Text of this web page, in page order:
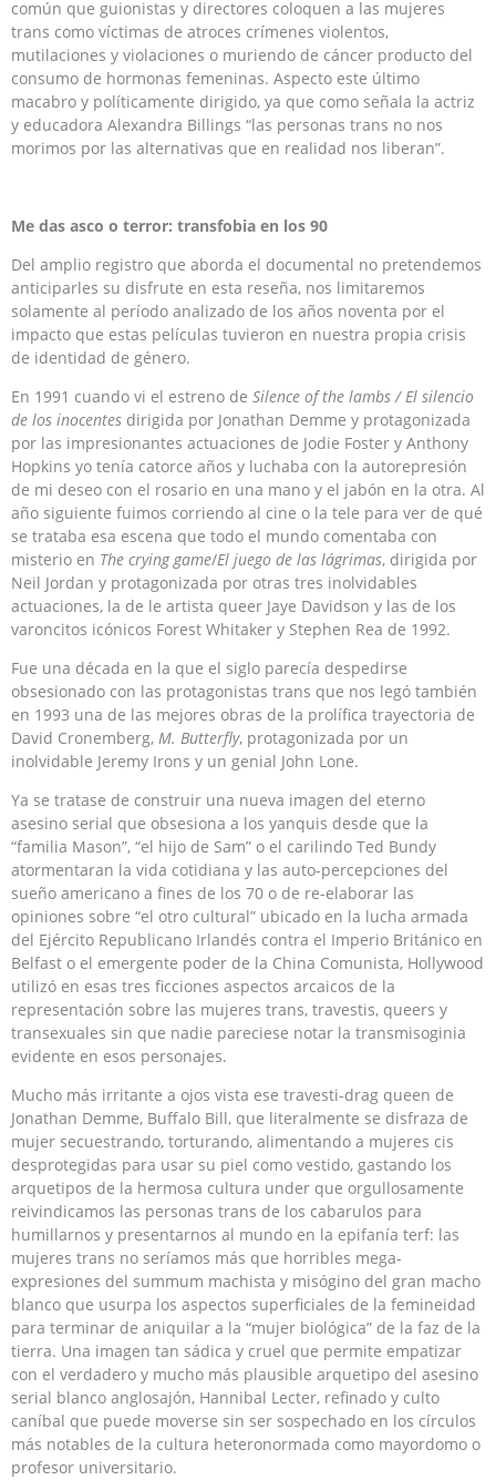
común que guionistas y directores coloquen a las mujeres
trans como víctimas de atroces crímenes violentos,
mutilaciones y violaciones o muriendo de cáncer producto del
consumo de hormonas femeninas. Aspecto este último
macabro y políticamente dirigido, ya que como señala la actriz
y educadora Alexandra Billings “las personas trans no nos
morimos por las alternativas que en realidad nos liberan”.
Me das asco o terror: transfobia en los 90
Del amplio registro que aborda el documental no pretendemos
anticiparles su disfrute en esta reseña, nos limitaremos
solamente al período analizado de los años noventa por el
impacto que estas películas tuvieron en nuestra propia crisis
de identidad de género.
En 1991 cuando vi el estreno de Silence of the lambs / El silencio
de los inocentes dirigida por Jonathan Demme y protagonizada
por las impresionantes actuaciones de Jodie Foster y Anthony
Hopkins yo tenía catorce años y luchaba con la autorepresión
de mi deseo con el rosario en una mano y el jabón en la otra. Al
año siguiente fuimos corriendo al cine o la tele para ver de qué
se trataba esa escena que todo el mundo comentaba con
misterio en The crying game/El juego de las lágrimas, dirigida por
Neil Jordan y protagonizada por otras tres inolvidables
actuaciones, la de le artista queer Jaye Davidson y las de los
varoncitos icónicos Forest Whitaker y Stephen Rea de 1992.
Fue una década en la que el siglo parecía despedirse
obsesionado con las protagonistas trans que nos legó también
en 1993 una de las mejores obras de la prolífica trayectoria de
David Cronemberg, M. Butterfly, protagonizada por un
inolvidable Jeremy Irons y un genial John Lone.
Ya se tratase de construir una nueva imagen del eterno
asesino serial que obsesiona a los yanquis desde que la
“familia Mason”, “el hijo de Sam” o el carilindo Ted Bundy
atormentaran la vida cotidiana y las auto-percepciones del
sueño americano a fines de los 70 o de re-elaborar las
opiniones sobre “el otro cultural” ubicado en la lucha armada
del Ejército Republicano Irlandés contra el Imperio Británico en
Belfast o el emergente poder de la China Comunista, Hollywood
utilizó en esas tres ficciones aspectos arcaicos de la
representación sobre las mujeres trans, travestis, queers y
transexuales sin que nadie pareciese notar la transmisoginia
evidente en esos personajes.
Mucho más irritante a ojos vista ese travesti-drag queen de
Jonathan Demme, Buffalo Bill, que literalmente se disfraza de
mujer secuestrando, torturando, alimentando a mujeres cis
desprotegidas para usar su piel como vestido, gastando los
arquetipos de la hermosa cultura under que orgullosamente
reivindicamos las personas trans de los cabarulos para
humillarnos y presentarnos al mundo en la epifanía terf: las
mujeres trans no seríamos más que horribles mega-
expresiones del summum machista y misógino del gran macho
blanco que usurpa los aspectos superficiales de la femineidad
para terminar de aniquilar a la “mujer biológica” de la faz de la
tierra. Una imagen tan sádica y cruel que permite empatizar
con el verdadero y mucho más plausible arquetipo del asesino
serial blanco anglosajón, Hannibal Lecter, refinado y culto
caníbal que puede moverse sin ser sospechado en los círculos
más notables de la cultura heteronormada como mayordomo o
profesor universitario.